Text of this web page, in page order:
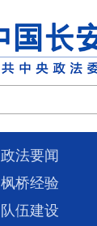
政法要闻
枫桥经验
队伍建设